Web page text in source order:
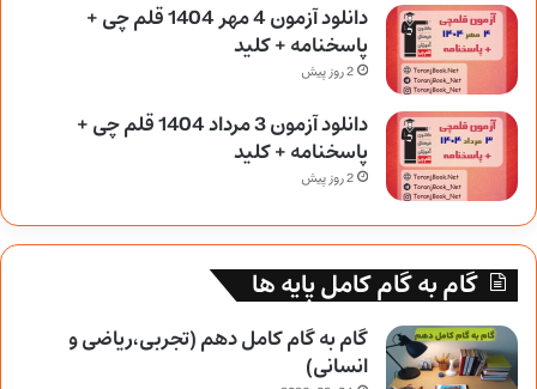
دانلود آزمون 4 مهر 1404 قلم چی +
پاسخنامه + کلید
2 روز پیش
دانلود آزمون 3 مرداد 1404 قلم چی +
پاسخنامه + کلید
2 روز پیش
گام به گام کامل پایه ها
گام به گام کامل دهم (تجربی،ریاضی و
انسانی)